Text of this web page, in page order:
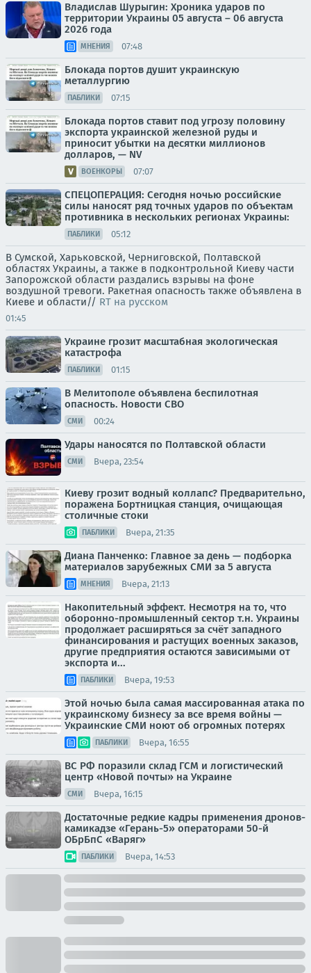
Владислав Шурыгин: Хроника ударов по
территории Украины 05 августа – 06 августа
2026 года
МНЕНИЯ 07:48
Блокада портов душит украинскую
металлургию
ПАБЛИКИ 07:15
Блокада портов ставит под угрозу половину
экспорта украинской железной руды и
приносит убытки на десятки миллионов
долларов, — NV
ВОЕНКОРЫ 07:07
СПЕЦОПЕРАЦИЯ: Сегодня ночью российские
силы наносят ряд точных ударов по объектам
противника в нескольких регионах Украины:
ПАБЛИКИ 05:12
В Сумской, Харьковской, Черниговской, Полтавской
областях Украины, а также в подконтрольной Киеву части
Запорожской области раздались взрывы на фоне
воздушной тревоги. Ракетная опасность также объявлена в
Киеве и области// RT на русском
01:45
Украине грозит масштабная экологическая
катастрофа
ПАБЛИКИ 01:15
В Мелитополе объявлена беспилотная
опасность. Новости СВО
СМИ 00:24
Удары наносятся по Полтавской области
СМИ Вчера, 23:54
Киеву грозит водный коллапс? Предварительно,
поражена Бортницкая станция, очищающая
столичные стоки
ПАБЛИКИ Вчера, 21:35
Диана Панченко: Главное за день — подборка
материалов зарубежных СМИ за 5 августа
МНЕНИЯ Вчера, 21:13
Накопительный эффект. Несмотря на то, что
оборонно-промышленный сектор т.н. Украины
продолжает расширяться за счёт западного
финансирования и растущих военных заказов,
другие предприятия остаются зависимыми от
экспорта и...
ПАБЛИКИ Вчера, 19:53
Этой ночью была самая массированная атака по
украинскому бизнесу за все время войны —
Украинские СМИ ноют об огромных потерях
ПАБЛИКИ Вчера, 16:55
ВС РФ поразили склад ГСМ и логистический
центр «Новой почты» на Украине
СМИ Вчера, 16:15
Достаточные редкие кадры применения дронов-
камикадзе «Герань-5» операторами 50-й
ОБрБпС «Варяг»
ПАБЛИКИ Вчера, 14:53